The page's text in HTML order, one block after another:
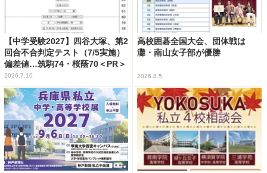
【中学受験2027】四谷大塚、第2
回合不合判定テスト（7/5実施）
偏差値…筑駒74・桜蔭70＜PR＞
2026.7.10
高校囲碁全国大会、団体戦は
灘・南山女子部が優勝
2026.8.5